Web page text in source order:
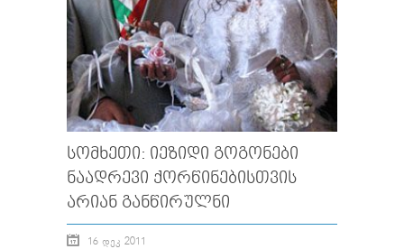
ᲡᲝᲛᲮᲔᲗᲘ: ᲘᲔᲖᲘᲓᲘ ᲒᲝᲒᲝᲜᲔᲑᲘ
ᲜᲐᲐᲓᲠᲔᲕᲘ ᲥᲝᲠᲬᲘᲜᲔᲑᲘᲡᲗᲕᲘᲡ
ᲐᲠᲘᲐᲜ ᲒᲐᲜᲬᲘᲠᲣᲚᲜᲘ
16 ᲓᲔᲙ 2011